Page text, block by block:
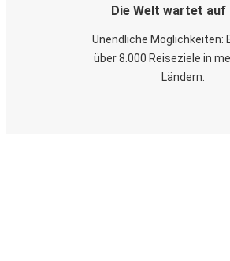
Die Welt wartet auf
Unendliche Möglichkeiten:
über 8.000 Reiseziele in
Ländern.